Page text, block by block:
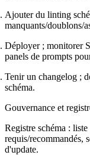
Ajouter du linting
manquants/doublons/
Déployer ; monitorer
panels de prompts
Tenir un changelog ;
schéma.
Gouvernance et
Registre schéma :
requis/recommandés,
d'update.